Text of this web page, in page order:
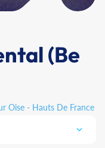
(Be
Oise - Hauts De France